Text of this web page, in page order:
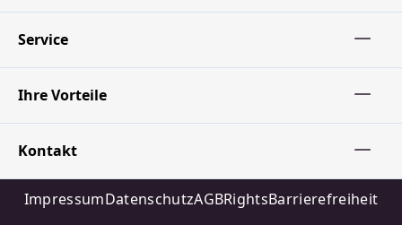
Service
Ihre Vorteile
Kontakt
ImpressumDatenschutzAGBRightsBarrierefreiheit